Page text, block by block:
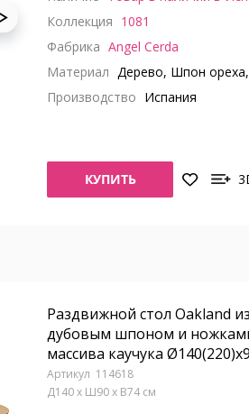
Коллекция 1081
Фабрика Angel Cerda
Материал Дерево, Шпон
Производство Испания
КУПИТЬ
Раздвижной стол Oakland
дубовым шпоном и
массива каучука
114618
Д140 x Ш90 x В74 см